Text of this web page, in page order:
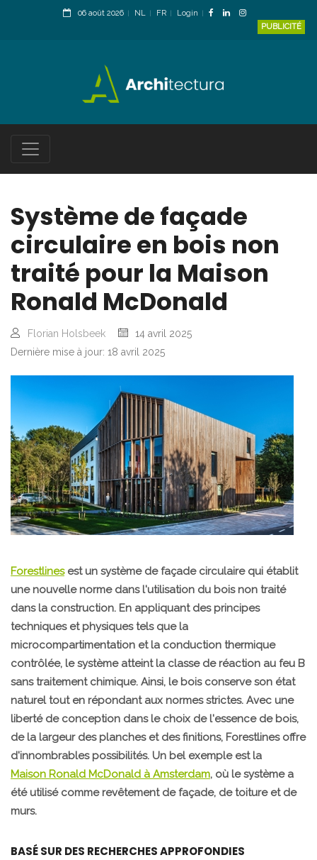
06 août 2026 NL FR
Login
PUBLICITÉ
Système de façade
circulaire en bois non
traité pour la Maison
Ronald McDonald
Florian Holsbeek
14 avril 2025
Dernière mise à jour: 18 avril 2025
Forestlinesest un système de façade circulaire qui établit
une nouvelle norme dans l'utilisation du bois non traité
dans la construction. En appliquant des principes
techniques et physiques tels que la
microcompartimentation et la conduction thermique
contrôlée, le système atteint la classe de réaction au feu B
sans traitement chimique. Ainsi, le bois conserve son état
naturel tout en répondant aux normes strictes. Avec une
liberté de conception dans le choix de l'essence de bois,
de la largeur des planches et des finitions, Forestlines offre
d'innombrables possibilités. Un bel exemple est la
Maison Ronald McDonald à Amsterdam, où le système a
été utilisé comme revêtement de façade, de toiture et de
murs.
BASÉ SUR DES RECHERCHES APPROFONDIES